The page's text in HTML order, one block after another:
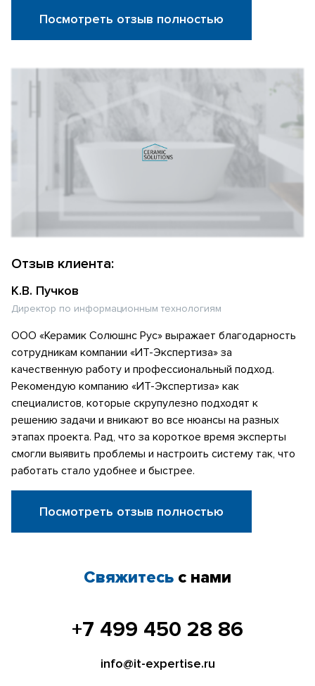
Посмотреть отзыв полностью
Отзыв клиента:
К.В. Пучков
Директор по информационным технологиям
ООО «Керамик Солюшнс Рус» выражает благодарность
сотрудникам компании «ИТ-Экспертиза» за
качественную работу и профессиональный подход.
Рекомендую компанию «ИТ-Экспертиза» как
специалистов, которые скрупулезно подходят к
решению задачи и вникают во все нюансы на разных
этапах проекта. Рад, что за короткое время эксперты
смогли выявить проблемы и настроить систему так, что
работать стало удобнее и быстрее.
Посмотреть отзыв полностью
Свяжитесь с нами
+7 499 450 28 86
info@it-expertise.ru